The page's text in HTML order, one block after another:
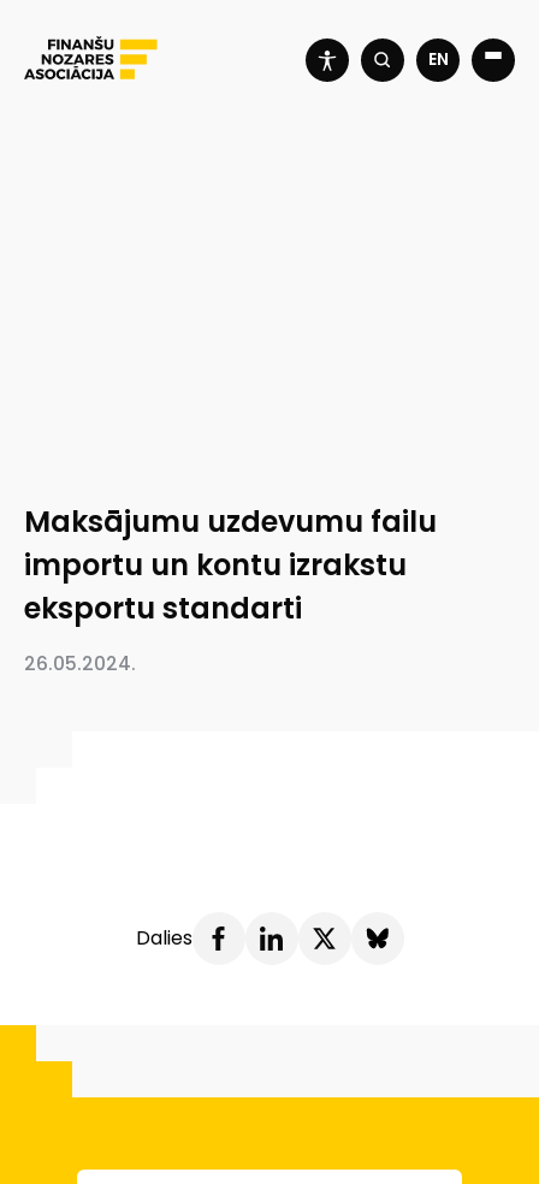
EN
Maksājumu uzdevumu failu
importu un kontu izrakstu
eksportu standarti
26.05.2024.
Dalies